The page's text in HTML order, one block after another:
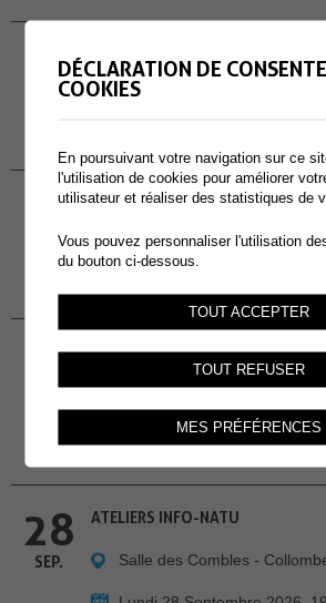
18
SEP. Cour de l'école primaire de
19
SEP.
CONCOURS POMPIERS
Site des Perraires
24 REPAS COMMUNAUTAIRES
Salle Multiactivités - La
3, 1893 Muraz
28
SEP.
ATELIERS INFO-NATU
Salle des Combles -
DÉCLARATION DE
COOKIES
En poursuivant votre navigation sur ce
l'utilisation de cookies pour améliorer
utilisateur et réaliser des statistiques de
Vous pouvez personnaliser l'utilisation
du bouton ci-dessous.
TOUT ACCEPTER
TOUT REFUSER
MES PRÉFÉRENCES